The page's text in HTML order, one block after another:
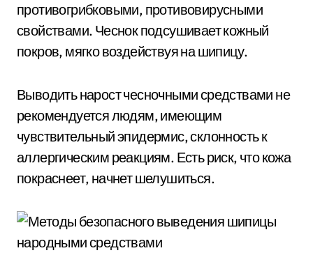
противогрибковыми, противовирусными
свойствами. Чеснок подсушивает кожный
покров, мягко воздействуя на шипицу.
Выводить нарост чесночными средствами не
рекомендуется людям, имеющим
чувствительный эпидермис, склонность к
аллергическим реакциям. Есть риск, что кожа
покраснеет, начнет шелушиться.